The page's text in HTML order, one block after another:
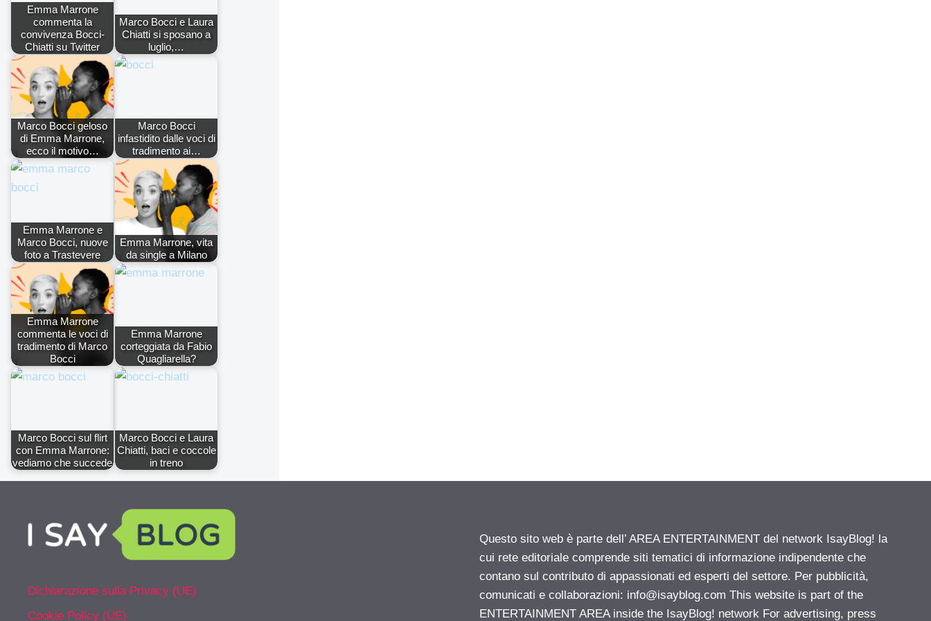
Emma Marrone
commenta la
convivenza Bocci-
Chiatti su Twitter
Marco Bocci e Laura
Chiatti si sposano a
luglio,…
Marco Bocci geloso
di Emma Marrone,
ecco il motivo…
Marco Bocci
infastidito dalle voci di
tradimento ai…
Emma Marrone e
Marco Bocci, nuove
foto a Trastevere
Emma Marrone, vita
da single a Milano
Emma Marrone
commenta le voci di
tradimento di Marco
Bocci
Emma Marrone
corteggiata da Fabio
Quagliarella?
Marco Bocci sul flirt
con Emma Marrone:
vediamo che succede
Marco Bocci e Laura
Chiatti, baci e coccole
in treno
Dichiarazione sulla Privacy (UE)
Cookie Policy (UE)
Questo sito web è parte dell’ AREA ENTERTAINMENT del network IsayBlog! la
cui rete editoriale comprende siti tematici di informazione indipendente che
contano sul contributo di appassionati ed esperti del settore. Per pubblicità,
comunicati e collaborazioni: info@isayblog.com This website is part of the
ENTERTAINMENT AREA inside the IsayBlog! network For advertising, press